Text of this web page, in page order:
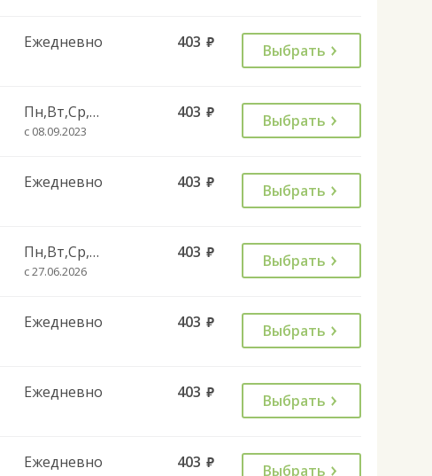
Ежедневно 403 руб. Выбрать
Пн,Вт,Ср,Чт,Пт,Сб
с 08.09.2023
403 руб. Выбрать
Ежедневно 403 руб. Выбрать
Пн,Вт,Ср,Чт,Пт,Сб
с 27.06.2026
403 руб. Выбрать
Ежедневно 403 руб. Выбрать
Ежедневно 403 руб. Выбрать
Ежедневно 403 руб. Выбрать